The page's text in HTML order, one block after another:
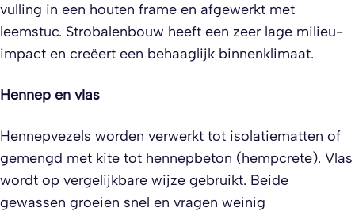
vulling in een houten frame en afgewerkt met
leemstuc. Strobalenbouw heeft een zeer lage milieu-
impact en creëert een behaaglijk binnenklimaat.
Hennep en vlas
Hennepvezels worden verwerkt tot isolatiematten of
gemengd met kite tot hennepbeton (hempcrete). Vlas
wordt op vergelijkbare wijze gebruikt. Beide
gewassen groeien snel en vragen weinig